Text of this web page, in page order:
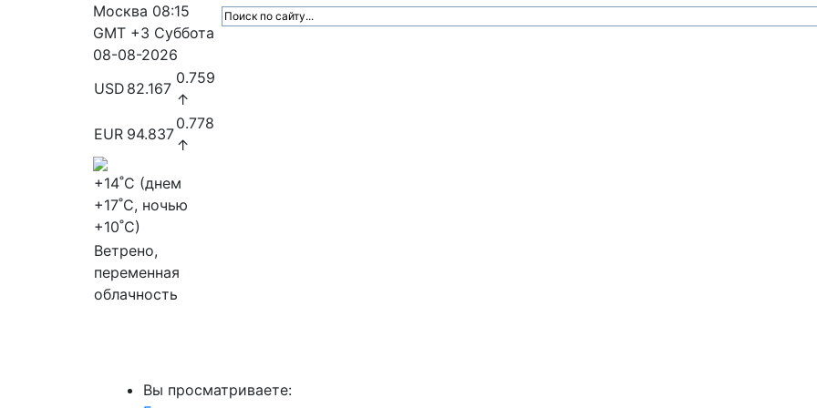
Москва 08:15
GMT +3 Суббота
08-08-2026
USD 82.167
0.759
↑
EUR 94.837
0.778
↑
+14˚C (днем
+17˚C, ночью
+10˚C)
Ветрено,
переменная
облачность
Вы просматриваете: